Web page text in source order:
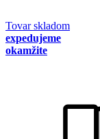
Tovar skladom
expedujeme
okamžite